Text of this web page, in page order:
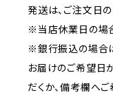
発送は、ご注文日
※当店休業日の場
※銀行振込の場合
お届けのご希望日
だくか、備考欄へ